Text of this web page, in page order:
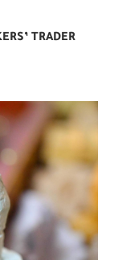
TRADER